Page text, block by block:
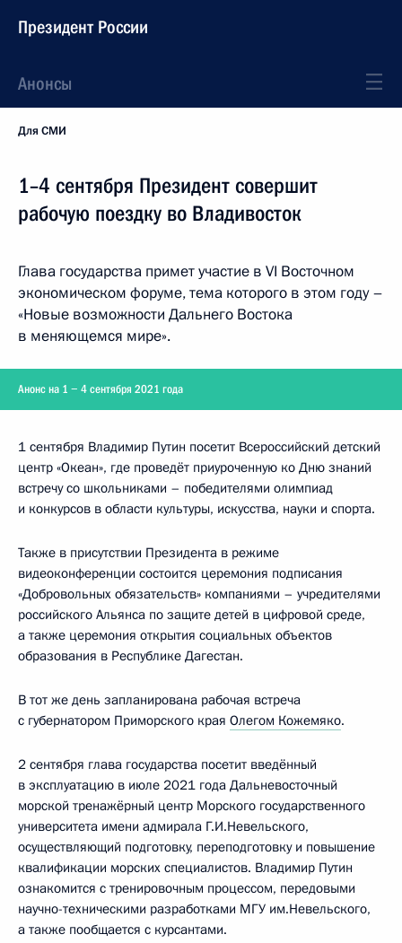
Президент России
Анонсы
Для СМИ
1–4 сентября Президент совершит
рабочую поездку во Владивосток
Глава государства примет участие в VI Восточном
экономическом форуме, тема которого в этом году –
«Новые возможности Дальнего Востока
в меняющемся мире».
Анонс на 1 − 4 сентября 2021 года
1 сентября Владимир Путин посетит Всероссийский детский
центр «Океан», где проведёт приуроченную ко Дню знаний
встречу со школьниками – победителями олимпиад
и конкурсов в области культуры, искусства, науки и спорта.
Также в присутствии Президента в режиме
видеоконференции состоится церемония подписания
«Добровольных обязательств» компаниями – учредителями
российского Альянса по защите детей в цифровой среде,
а также церемония открытия социальных объектов
образования в Республике Дагестан.
В тот же день запланирована рабочая встреча
с губернатором Приморского края Олегом Кожемяко.
2 сентября глава государства посетит введённый
в эксплуатацию в июле 2021 года Дальневосточный
морской тренажёрный центр Морского государственного
университета имени адмирала Г.И.Невельского,
осуществляющий подготовку, переподготовку и повышение
квалификации морских специалистов. Владимир Путин
ознакомится с тренировочным процессом, передовыми
научно-техническими разработками МГУ им.Невельского,
а также пообщается с курсантами.